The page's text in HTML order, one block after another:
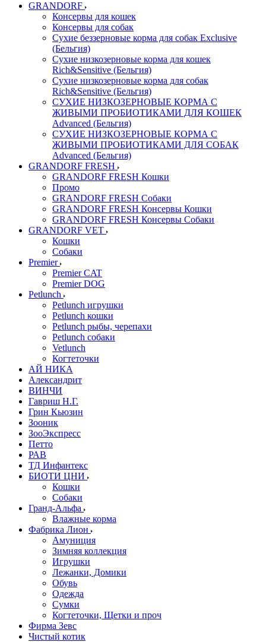
GRANDORF
Консервы для кошек
Консервы для собак
Сухие беззерновые корма для собак Exclusive
(Бельгия)
Сухие низкозерновые корма для кошек
Rich&Sensitive (Бельгия)
Сухие низкозерновые корма для собак
Rich&Sensitive (Бельгия)
СУХИЕ НИЗКОЗЕРНОВЫЕ КОРМА С
ЖИВЫМИ ПРОБИОТИКАМИ ДЛЯ КОШЕК
Advanced (Бельгия)
СУХИЕ НИЗКОЗЕРНОВЫЕ КОРМА С
ЖИВЫМИ ПРОБИОТИКАМИ ДЛЯ СОБАК
Advanced (Бельгия)
GRANDORF FRESH
GRANDORF FRESH Кошки
Промо
GRANDORF FRESH Собаки
GRANDORF FRESH Консервы Кошки
GRANDORF FRESH Консервы Собаки
GRANDORF VET
Кошки
Собаки
Premier
Premier CAT
Premier DOG
Petlunch
Petlunch игрушки
Petlunch кошки
Petlunch рыбы, черепахи
Petlunch собаки
Vetlunch
Когтеточки
АЙ НИКА
Александрит
ВИНЧИ
Гавриш Н.Г.
Грин Кьюзин
Зооник
ЗооЭкспресс
Петто
РАВ
ТД Инфантекс
БИОТИ ЦНИ
Кошки
Собаки
Гранд-Альфа
Влажные корма
Фабрика Лион
Амуниция
Зимняя коллекция
Игрушки
Лежанки, Домики
Обувь
Одежда
Сумки
Когтеточки, Щетки и проч
Фирма Зевс
Чистый котик